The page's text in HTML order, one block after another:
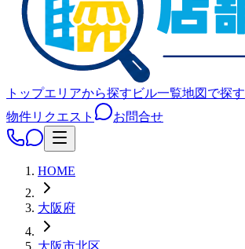
トップエリアから探す ビル一覧地図で探す
物件リクエスト
お問合せ
HOME
大阪府
大阪市北区